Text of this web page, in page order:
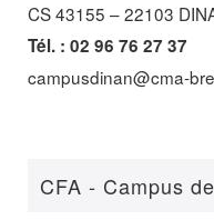
CS 43155 – 22103
Tél. : 02 96 76 27 37
campusdinan@cma-
CFA - Campus